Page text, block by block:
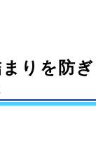
りを防